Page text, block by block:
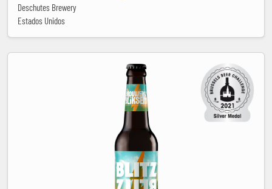
Deschutes Brewery
Estados Unidos